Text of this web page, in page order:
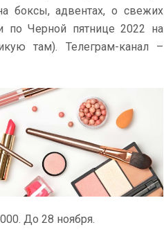
боксы, адвентах, о свежих
по Черной пятнице 2022 на
там). Телеграм-канал –
До 28 ноября.